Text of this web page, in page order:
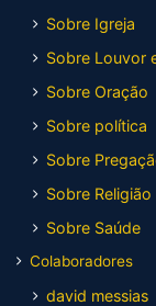
Sobre Igreja
Sobre Louvor
Sobre Oração
Sobre política
Sobre
Sobre Religião
Sobre Saúde
Colaboradores
david messias